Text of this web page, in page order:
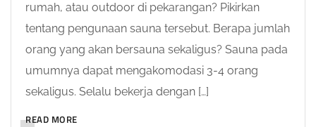
rumah, atau outdoor di pekarangan? Pikirkan
tentang pengunaan sauna tersebut. Berapa jumlah
orang yang akan bersauna sekaligus? Sauna pada
umumnya dapat mengakomodasi 3-4 orang
sekaligus. Selalu bekerja dengan […]
READ MORE